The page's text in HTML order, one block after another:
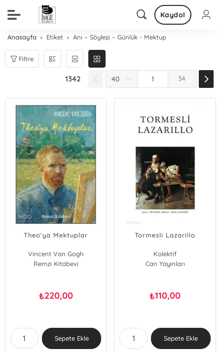
Kaydol
Anasayfa Etiket Anı – Söyleşi – Günlük - Mektup
Filtre
1342 34
Theo'ya Mektuplar
Vincent Van Gogh
Remzi Kitabevi
₺220,00
Sepete Ekle
Tormesli Lazarillo
Kolektif
Can Yayınları
₺110,00
Sepete Ekle